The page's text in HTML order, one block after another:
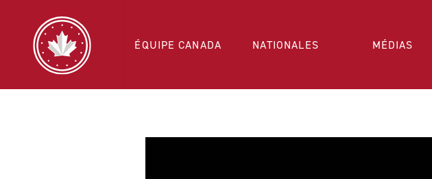
ÉQUIPE CANADA NATIONALES MÉDIAS